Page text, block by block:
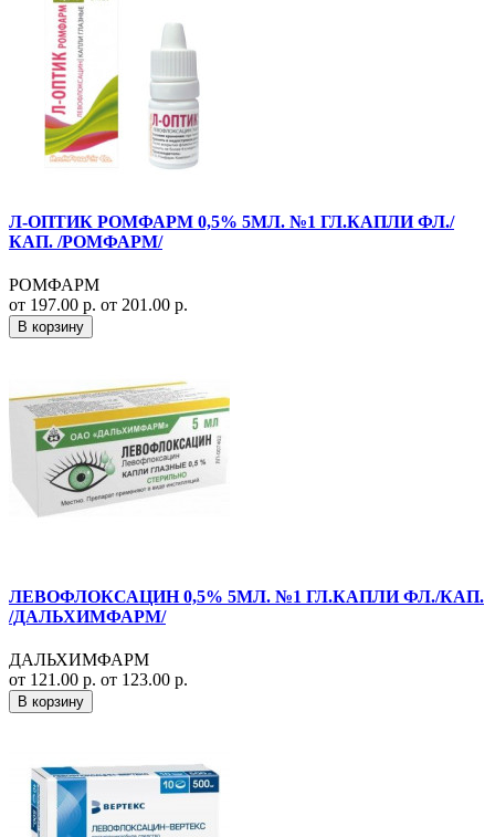
Л-ОПТИК РОМФАРМ 0,5% 5МЛ. №1 ГЛ.КАПЛИ ФЛ./
КАП. /РОМФАРМ/
РОМФАРМ
от 197.00 р. от 201.00 р.
В корзину
ЛЕВОФЛОКСАЦИН 0,5% 5МЛ. №1 ГЛ.КАПЛИ ФЛ./КАП.
/ДАЛЬХИМФАРМ/
ДАЛЬХИМФАРМ
от 121.00 р. от 123.00 р.
В корзину